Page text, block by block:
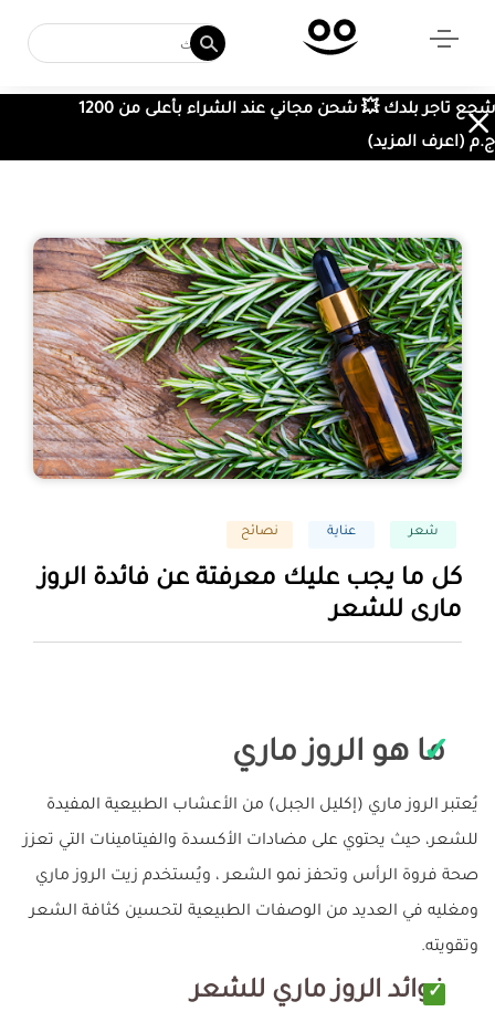
شجع تاجر بلدك 💥 شحن مجاني عند الشراء بأعلى من 1200
ج.م (اعرف المزيد)
شعر عناية نصائح
كل ما يجب عليك معرفتة عن فائدة الروز
مارى للشعر
ما هو الروز ماري
يُعتبر الروز ماري (إكليل الجبل) من الأعشاب الطبيعية المفيدة
للشعر، حيث يحتوي على مضادات الأكسدة والفيتامينات التي تعزز
صحة فروة الرأس وتحفز نمو الشعر ، ويُستخدم زيت الروز ماري
ومغليه في العديد من الوصفات الطبيعية لتحسين كثافة الشعر
وتقويته.
فوائد الروز ماري للشعر